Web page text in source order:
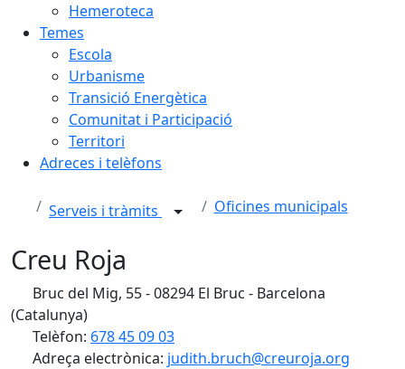
Hemeroteca
Temes
Escola
Urbanisme
Transició Energètica
Comunitat i Participació
Territori
Adreces i telèfons
Serveis i tràmits Oficines municipals
Creu Roja
Bruc del Mig, 55 - 08294 El Bruc - Barcelona
(Catalunya)
Telèfon: 678 45 09 03
Adreça electrònica: judith.bruch@creuroja.org